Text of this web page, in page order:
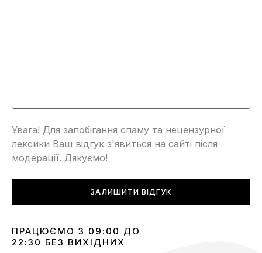
Увага! Для запобігання спаму та нецензурної
лексики Ваш відгук з'явиться на сайті після
модерації. Дякуємо!
ЗАЛИШИТИ ВІДГУК
ПРАЦЮЄМО З 09:00 ДО
22:30 БЕЗ ВИХІДНИХ